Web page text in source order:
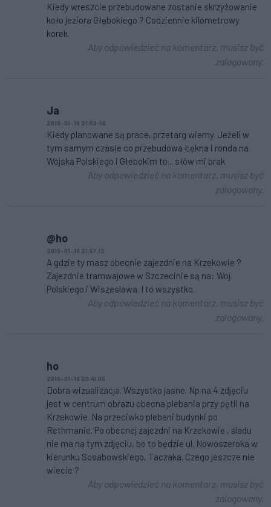
Kiedy wreszcie przebudowane zostanie skrzyżowanie
koło jeziora Głębokiego ? Codziennie kilometrowy
korek.
Aby odpowiedzieć na komentarz, musisz być
zalogowany.
Ja
2019-01-18 21:59:48
Kiedy planowane są prace, przetarg wiemy. Jeżeli w
tym samym czasie co przebudowa Łękna i ronda na
Wojska Polskiego i Głebokim to... słów mi brak.
Aby odpowiedzieć na komentarz, musisz być
zalogowany.
@ho
2019-01-18 21:57:12
A gdzie ty masz obecnie zajezdnie na Krzekowie ?
Zajezdnie tramwajowe w Szczecinie są na: Woj.
Polskiego i Wiszeslawa. I to wszystko.
Aby odpowiedzieć na komentarz, musisz być
zalogowany.
ho
2019-01-18 20:41:05
Dobra wizualizacja. Wszystko jasne. Np na 4 zdjęciu
jest w centrum obrazu obecna plebania przy pętli na
Krzekowie. Na przeciwko plebani budynki po
Rethmanie. Po obecnej zajezdni na Krzekowie , śladu
nie ma na tym zdjęciu, bo to będzie ul. Nowoszeroka w
kierunku Sosabowskiego, Taczaka. Czego jeszcze nie
wiecie ?
Aby odpowiedzieć na komentarz, musisz być
zalogowany.